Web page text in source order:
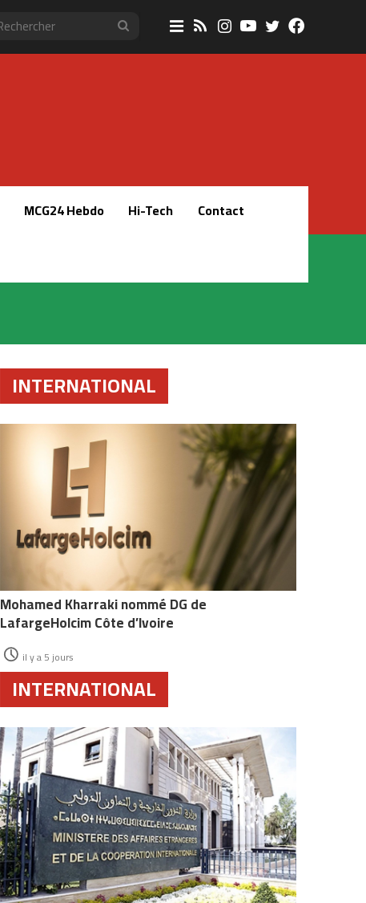
RechercherSidebar
(barre
RSSInstagram
YouTube
Twitter
MCG24 Hebdo Hi-Tech
Contact
INTERNATIONAL
Mohamed Kharraki nommé DG de
LafargeHolcim Côte d’Ivoire
il y a 5 jours
INTERNATIONAL